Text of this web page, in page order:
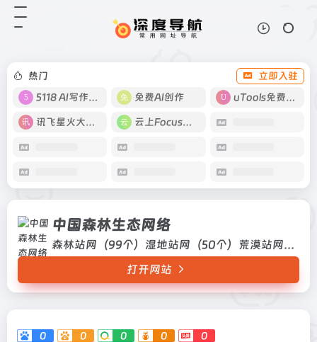
热门
立即入驻
5118 AI写作工具
免费AI创作 uTools免费工具箱
讯飞星火大模型 云上Focus接码
中国森林生态网络
森林站网（99个）湿地站网（50个）荒漠站网（43个）
打开网站
0 0 0 0 0
中国森林生态网络